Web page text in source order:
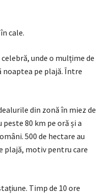
cale.
unde o mulțime de
noaptea pe plajă. Între
din zonă în miez de
80 km pe oră și a
500 de hectare au
motiv pentru care
Timp de 10 ore